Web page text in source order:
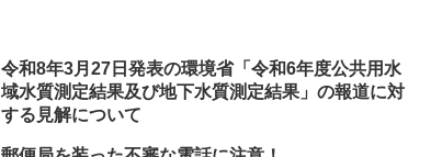
令和8年3月27日発表の環境省「令和6年度公共用水
域水質測定結果及び地下水質測定結果」の報道に対
する見解について